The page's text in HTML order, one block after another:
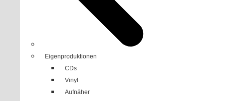
Eigenproduktionen
CDs
Vinyl
Aufnäher